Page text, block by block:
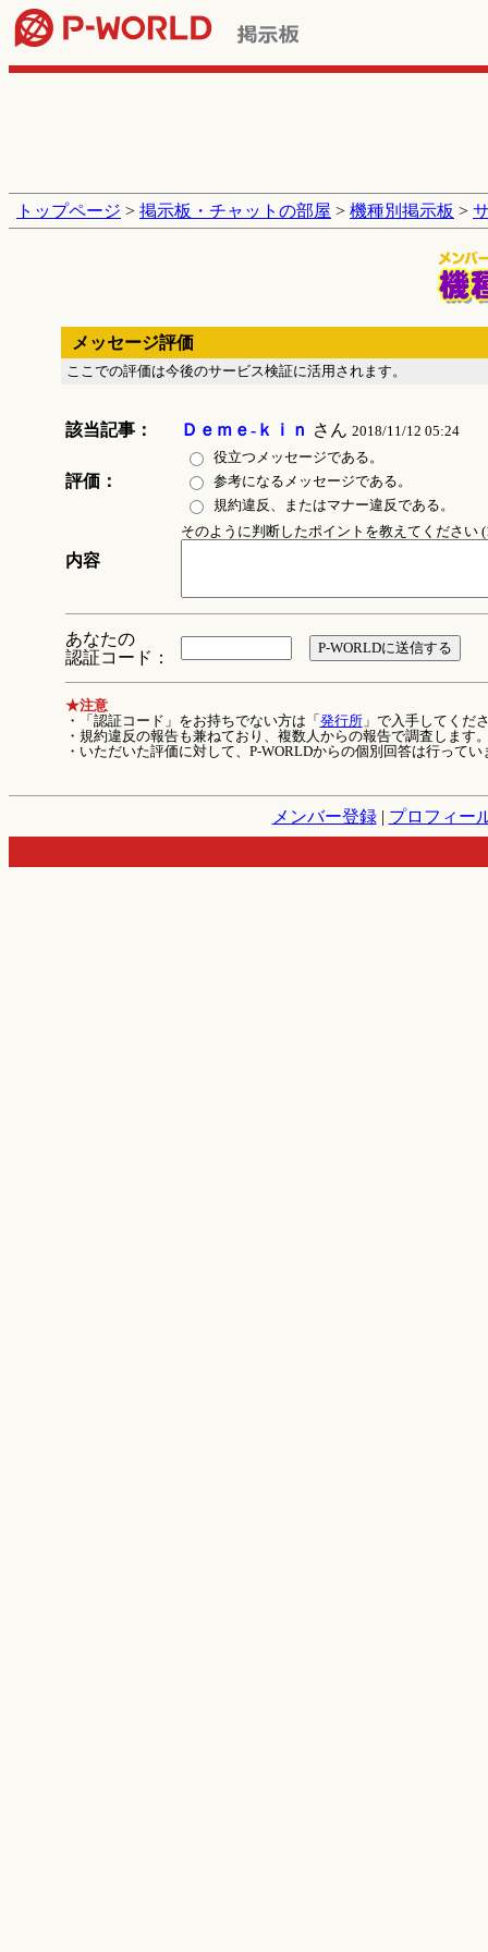
トップページ > 掲示板・チャットの部屋 > 機種別掲示板 >
メッセージ評価
ここでの評価は今後のサービス検証に活用されます。
該当記事： Ｄｅｍｅ-ｋｉｎ さん 2018/11/12 05:24
評価：
役立つメッセージである。
参考になるメッセージである。
規約違反、またはマナー違反である。
内容
そのように判断したポイントを教えてください
あなたの
認証コード：
★注意
・「認証コード」をお持ちでない方は「 発行所」で入手してくだ
・規約違反の報告も兼ねており、複数人からの報告で調査します
・いただいた評価に対して、P-WORLDからの個別回答は行ってい
メンバー登録| プロフィー